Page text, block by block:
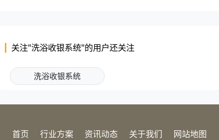
关注"洗浴收银系统"的用户还关注
洗浴收银系统
首页 行业方案 资讯动态 关于我们 网站地图